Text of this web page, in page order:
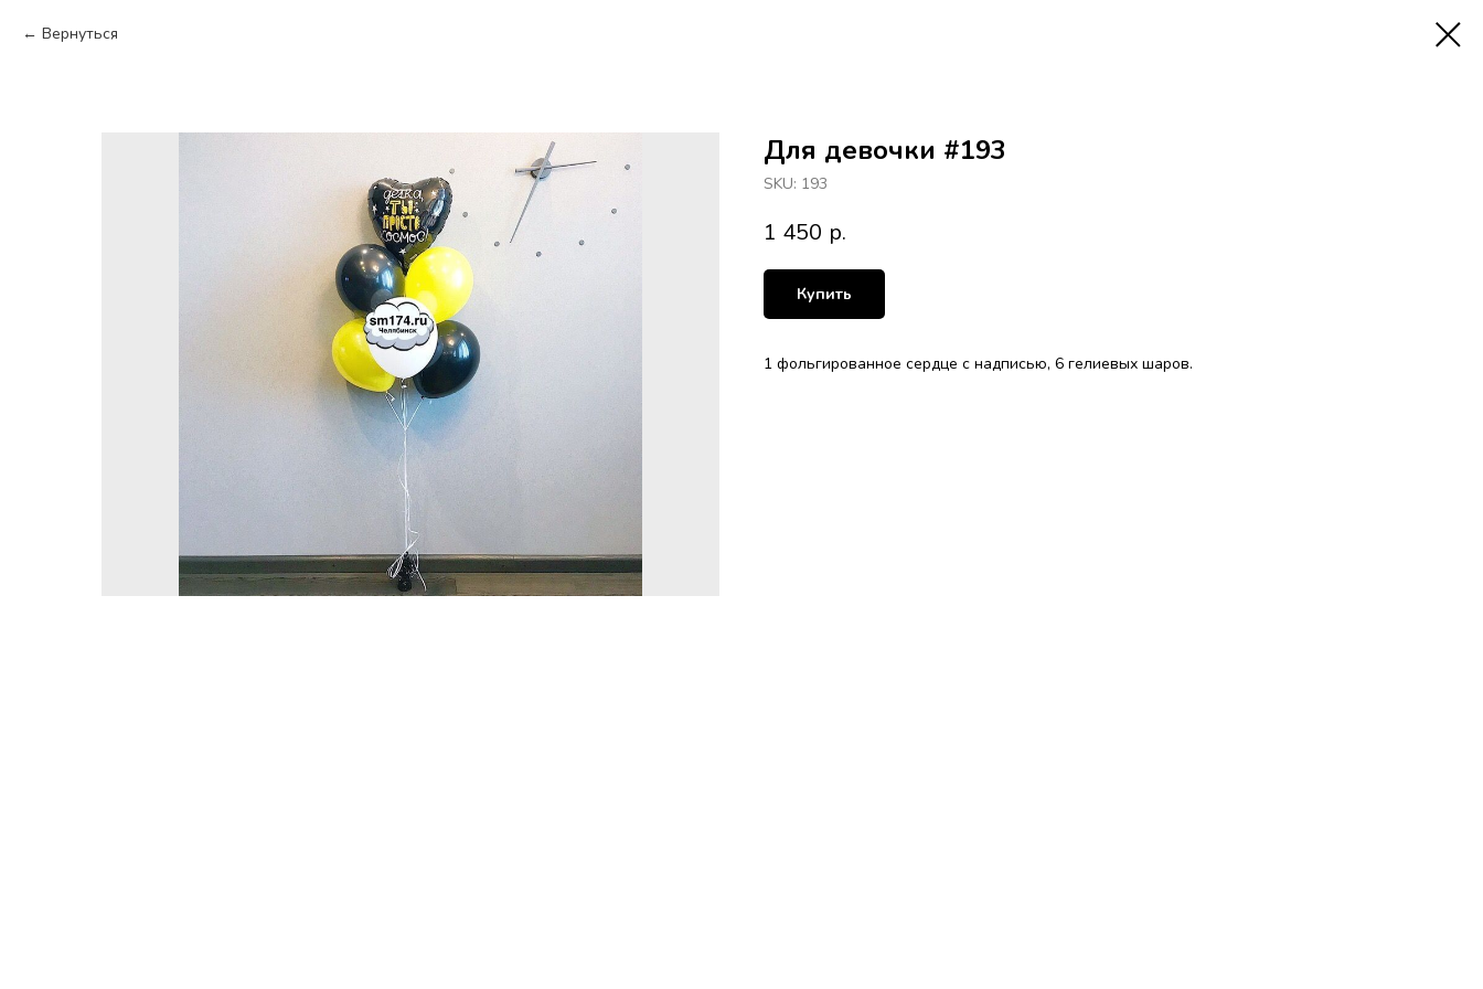
Вернуться
Для девочки #193
SKU: 193
1 450 р.
Купить
1 фольгированное сердце с надписью, 6 гелиевых шаров.